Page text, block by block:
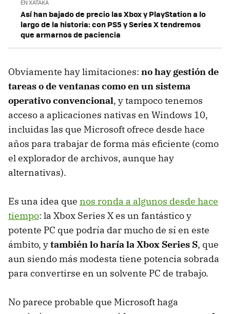
EN XATAKA
Así han bajado de precio las Xbox y PlayStation a lo
largo de la historia: con PS5 y Series X tendremos
que armarnos de paciencia
Obviamente hay limitaciones: no hay gestión de
tareas o de ventanas como en un sistema
operativo convencional, y tampoco tenemos
acceso a aplicaciones nativas en Windows 10,
incluidas las que Microsoft ofrece desde hace
años para trabajar de forma más eficiente (como
el explorador de archivos, aunque hay
alternativas).
Es una idea que nos ronda a algunos desde hace
tiempo: la Xbox Series X es un fantástico y
potente PC que podría dar mucho de sí en este
ámbito, ytambién lo haría la Xbox Series S, que
aun siendo más modesta tiene potencia sobrada
para convertirse en un solvente PC de trabajo.
No parece probable que Microsoft haga